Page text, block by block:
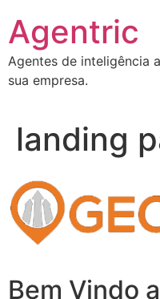
para
conteúdo
Agentric
Agentes de inteligência
sua empresa.
landing
Bem Vindo